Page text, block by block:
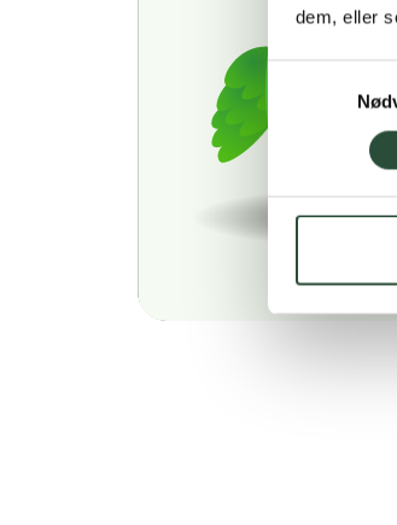
dem, eller